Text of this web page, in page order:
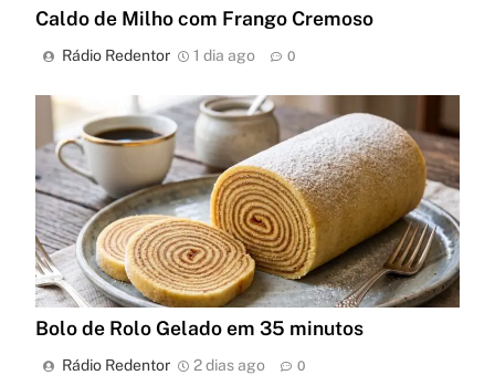
Caldo de Milho com Frango Cremoso
Rádio Redentor 1 dia ago 0
Bolo de Rolo Gelado em 35 minutos
Rádio Redentor 2 dias ago 0